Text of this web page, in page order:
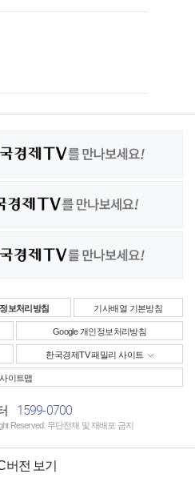
보처리방침 기사배열 기본방침
Google 개인정보처리방침
한국경제TV 패밀리 사이트
사이트맵
1599-0700
Reserved. 무단전재 및 재배포 금지
버전 보기